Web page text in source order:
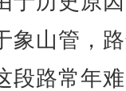
象山管，
段路常年